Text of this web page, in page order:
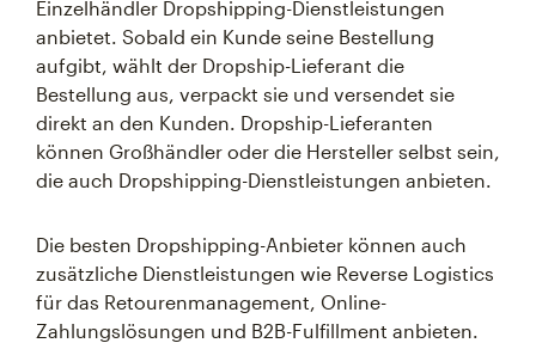
Einzelhändler Dropshipping-Dienstleistungen
anbietet. Sobald ein Kunde seine Bestellung
aufgibt, wählt der Dropship-Lieferant die
Bestellung aus, verpackt sie und versendet sie
direkt an den Kunden. Dropship-Lieferanten
können Großhändler oder die Hersteller selbst sein,
die auch Dropshipping-Dienstleistungen anbieten.
Die besten Dropshipping-Anbieter können auch
zusätzliche Dienstleistungen wie Reverse Logistics
für das Retourenmanagement, Online-
Zahlungslösungen und B2B-Fulfillment anbieten.